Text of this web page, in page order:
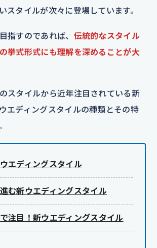
スタイルが次々に登場しています。
指すのであれば、 伝統的なスタイル
挙式形式にも理解を深めることが大
スタイルから近年注目されている新
エディングスタイルの種類とその特
エディングスタイル
む新ウエディングスタイル
注目！新ウエディングスタイル